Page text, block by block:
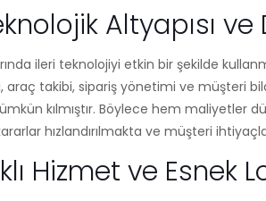
Altyapısı
ileri teknolojiyi etkin bir şekilde
takibi, sipariş yönetimi ve müşteri
kılmıştır. Böylece hem maliyetler
hızlandırılmakta ve müşteri
Hizmet ve Esnek